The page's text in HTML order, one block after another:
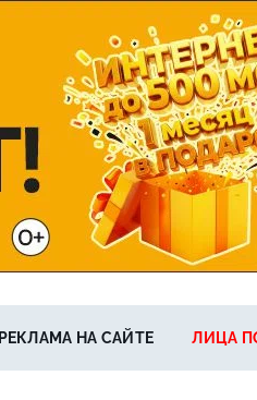
РЕКЛАМА НА САЙТЕ ЛИЦА